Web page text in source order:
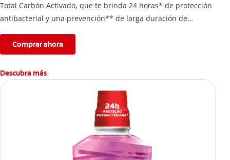
Total Carbón Activado, que te brinda 24 horas* de protección
antibacterial y una prevención** de larga duración de
Comprar ahora
Descubra más